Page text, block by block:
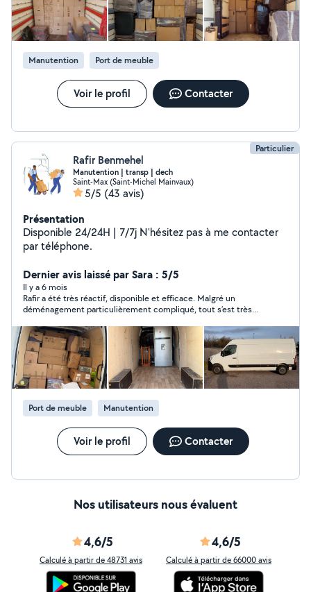
Manutention Port de meuble
Voir le profil Contacter
Particulier
Rafir Benmehel
Manutention | transp | dech
Saint-Max (Saint-Michel Mainvaux)
5/5 (43 avis)
Présentation
Disponible 24/24H | 7/7j N'hésitez pas à me contacter
par téléphone.
Dernier avis laissé par Sara : 5/5
Il y a 6 mois
Rafir a été très réactif, disponible et efficace. Malgré un
déménagement particulièrement compliqué, tout s’est très
précieuse !
Port de meuble Manutention
Voir le profil Contacter
Nos utilisateurs nous évaluent
4,6/5
Calculé à partir de 48731 avis
4,6/5
Calculé à partir de 66000 avis